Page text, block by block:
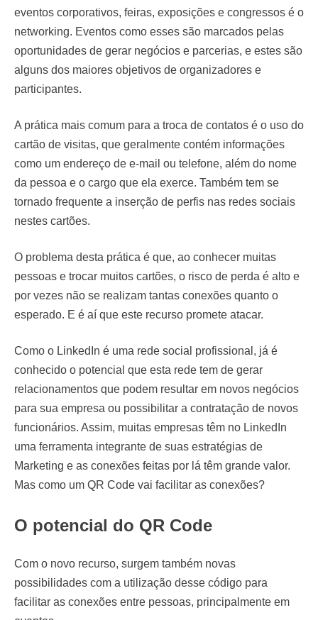
eventos corporativos, feiras, exposições e congressos é o
networking. Eventos como esses são marcados pelas
oportunidades de gerar negócios e parcerias, e estes são
alguns dos maiores objetivos de organizadores e
participantes.
A prática mais comum para a troca de contatos é o uso do
cartão de visitas, que geralmente contém informações
como um endereço de e-mail ou telefone, além do nome
da pessoa e o cargo que ela exerce. Também tem se
tornado frequente a inserção de perfis nas redes sociais
nestes cartões.
O problema desta prática é que, ao conhecer muitas
pessoas e trocar muitos cartões, o risco de perda é alto e
por vezes não se realizam tantas conexões quanto o
esperado. E é aí que este recurso promete atacar.
Como o LinkedIn é uma rede social profissional, já é
conhecido o potencial que esta rede tem de gerar
relacionamentos que podem resultar em novos negócios
para sua empresa ou possibilitar a contratação de novos
funcionários. Assim, muitas empresas têm no LinkedIn
uma ferramenta integrante de suas estratégias de
Marketing e as conexões feitas por lá têm grande valor.
Mas como um QR Code vai facilitar as conexões?
O potencial do QR Code
Com o novo recurso, surgem também novas
possibilidades com a utilização desse código para
facilitar as conexões entre pessoas, principalmente em